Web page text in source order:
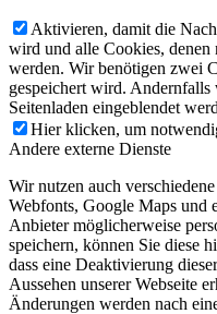
Aktivieren, damit die
wird und alle Cookies, denen
werden. Wir benötigen zwei
gespeichert wird.
Seitenladen eingeblendet
Hier klicken, um
Andere externe Dienste
Wir nutzen auch
Webfonts, Google Maps und
Anbieter möglicherweise
speichern, können Sie diese
dass eine Deaktivierung
Aussehen unserer Webseite
Änderungen werden nach